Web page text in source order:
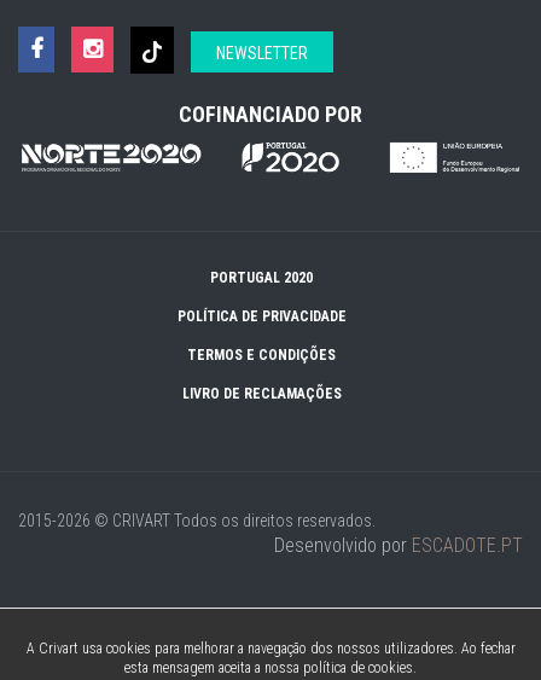
NEWSLETTER
COFINANCIADO POR
PORTUGAL 2020
POLÍTICA DE PRIVACIDADE
TERMOS E CONDIÇÕES
LIVRO DE RECLAMAÇÕES
2015-2026 © CRIVARTTodos os direitos reservados.
Desenvolvido por ESCADOTE.PT
A Crivart usa cookies para melhorar a navegação dos nossos utilizadores. Ao fechar
esta mensagem aceita a nossa política de cookies.